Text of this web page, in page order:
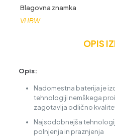
Blagovna znamka
VHBW
OPIS
Opis:
Nadomestna baterija je
tehnologiji nemškega
zagotavlja odlično
Najsodobnejša
polnjenja in praznjenja